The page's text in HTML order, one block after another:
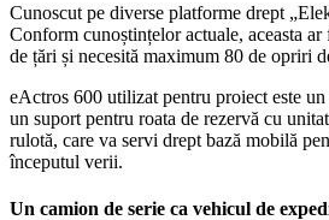
Cunoscut pe diverse platforme drept
Conform cunoștințelor actuale, aceasta
de țări și necesită maximum 80 de opriri
eActros 600 utilizat pentru proiect este
un suport pentru roata de rezervă cu
rulotă, care va servi drept bază mobilă
începutul verii.
Un camion de serie ca vehicul de